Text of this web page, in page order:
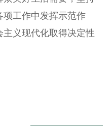
项工作中发挥示范作
义现代化取得决定性